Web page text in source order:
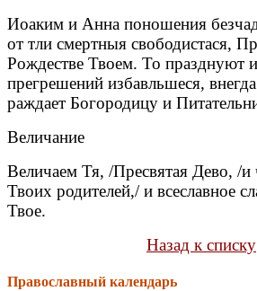
Иоаким и Анна поношения
от тли смертныя свободистася,
Рождестве Твоем. То празднуют
прегрешений избавльшеся,
раждает Богородицу и
Величание
Величаем Тя, /Пресвятая Дево, /и
Твоих родителей,/ и всеславное
Твое.
Назад к списку
Православный календарь